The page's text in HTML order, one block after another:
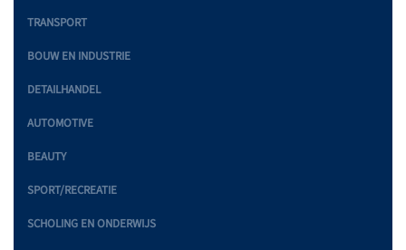
TRANSPORT
BOUW EN INDUSTRIE
DETAILHANDEL
AUTOMOTIVE
BEAUTY
SPORT/RECREATIE
SCHOLING EN ONDERWIJS